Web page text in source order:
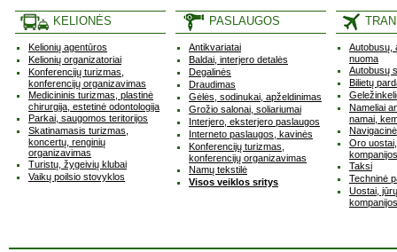
KELIONĖS
Kelionių agentūros
Kelionių organizatoriai
Konferencijų turizmas,
konferencijų organizavimas
Medicininis turizmas, plastinė
chirurgija, estetinė odontologija
Parkai, saugomos teritorijos
Skatinamasis turizmas,
koncertų, renginių
organizavimas
Turistų, žygeivių klubai
Vaikų poilsio stovyklos
PASLAUGOS
Antikvariatai
Baldai, interjero detalės
Degalinės
Draudimas
Gėlės, sodinukai, apželdinimas
Grožio salonai, soliariumai
Interjero, eksterjero paslaugos
Interneto paslaugos, kavinės
Konferencijų turizmas,
konferencijų organizavimas
Namų tekstilė
Visos veiklos sritys
Autobusų,
nuoma
Autobusų
Bilietų
Nameliai
namai,
Oro
kompanijos
Taksi
Techninė
Uostai,
kompanijos